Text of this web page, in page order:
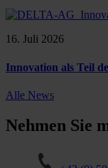
16. Juli 2026
Innovation als Teil
Alle News
Nehmen Sie